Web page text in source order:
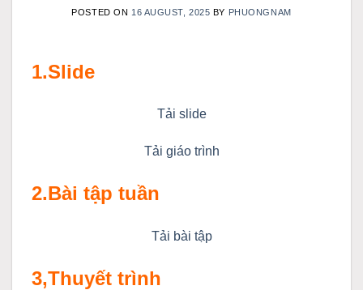
POSTED ON 16 AUGUST, 2025 BY PHUONGNAM
1.Slide
Tải slide
Tải giáo trình
2.Bài tập tuần
Tải bài tập
3,Thuyết trình